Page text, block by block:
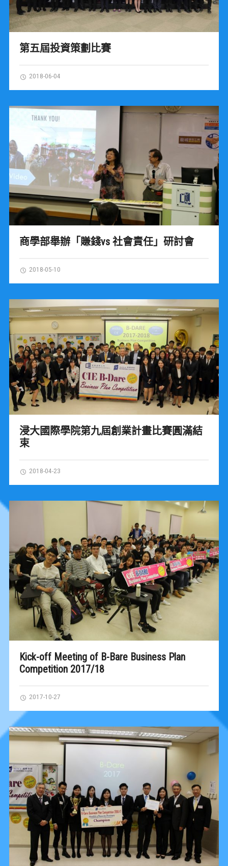
第五屆投資策劃比賽
2018-06-04
商學部舉辦「賺錢vs 社會責任」研討會
2018-05-10
浸大國際學院第九屆創業計畫比賽圓滿結
束
2018-04-23
Kick-off Meeting of B-Bare Business Plan
Competition 2017/18
2017-10-27